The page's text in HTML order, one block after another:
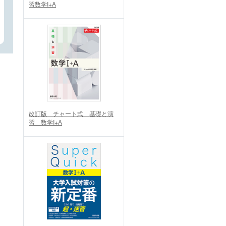
習数学I+A
改訂版 チャート式 基礎と演
習 数学I+A